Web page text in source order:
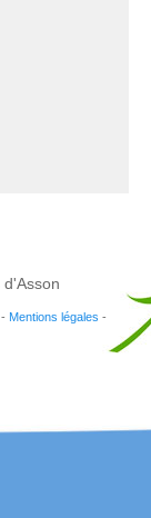
d'Asson
Mentions légales -